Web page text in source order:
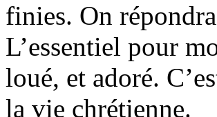
finies. On
L’essentiel pour
loué, et adoré.
la vie chrétienne.